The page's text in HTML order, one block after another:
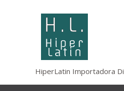
HiperLatin Importadora